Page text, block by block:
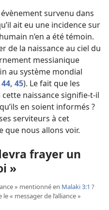
survenu dans
ait eu une incidence sur
n’en a été témoin.
de la naissance au ciel du
messianique
au système mondial
44, 45). Le fait que les
cette naissance signifie-​t-​il
en soient informés ?
serviteurs à cet
que nous allons voir.
frayer un
»
» mentionné en Malaki 3:1 ?
« messager de l’alliance »